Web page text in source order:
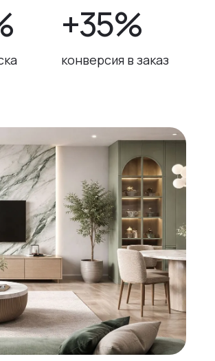
+35%
конверсия в заказ